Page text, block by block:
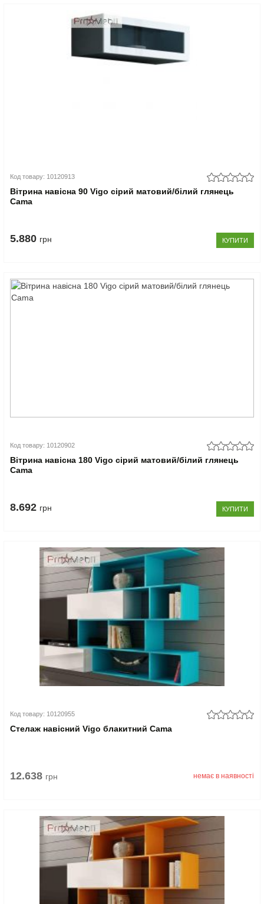
Код товару: 10120913
Вітрина навісна 90 Vigo сірий матовий/білий глянець
Cama
5.880 грн КУПИТИ
Код товару: 10120902
Вітрина навісна 180 Vigo сірий матовий/білий глянець
Cama
8.692 грн КУПИТИ
Код товару: 10120955
Стелаж навісний Vigo блакитний Cama
12.638 грн немає в наявності